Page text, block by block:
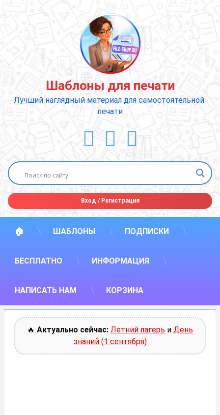
содержимому
Шаблоны для печати
Лучший наглядный материал для самостоятельной
печати
ВКонтакте
YouTube
E-mail
Вход /Регистрация
🏠 ШАБЛОНЫ ПОДПИСКИ
БЕСПЛАТНО ИНФОРМАЦИЯ
НАПИСАТЬ НАМ КОРЗИНА
🔥 Актуально сейчас: Летний лагерь и День
знаний (1 сентября)